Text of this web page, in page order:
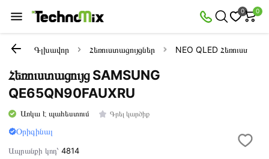
0 0
Գլխավոր Հեռուստացույցներ NEO QLED
Հեռուստացույց SAMSUNG
QE65QN90FAUXRU
Առկա է պահեստում Գրել կարծիք
Օրիգինալ
Ապրանքի կոդ՝4814